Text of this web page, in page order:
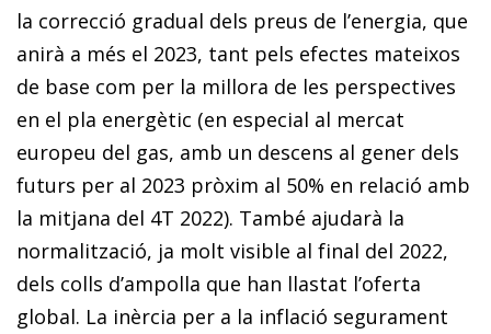
la correcció gradual dels preus de l’energia, que
anirà a més el 2023, tant pels efectes mateixos
de base com per la millora de les perspectives
en el pla energètic (en especial al mercat
europeu del gas, amb un descens al gener dels
futurs per al 2023 pròxim al 50% en relació amb
la mitjana del 4T 2022). També ajudarà la
normalització, ja molt visible al final del 2022,
dels colls d’ampolla que han llastat l’oferta
global. La inèrcia per a la inflació segurament